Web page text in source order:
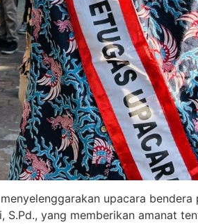
upacara
yang memberikan amanat